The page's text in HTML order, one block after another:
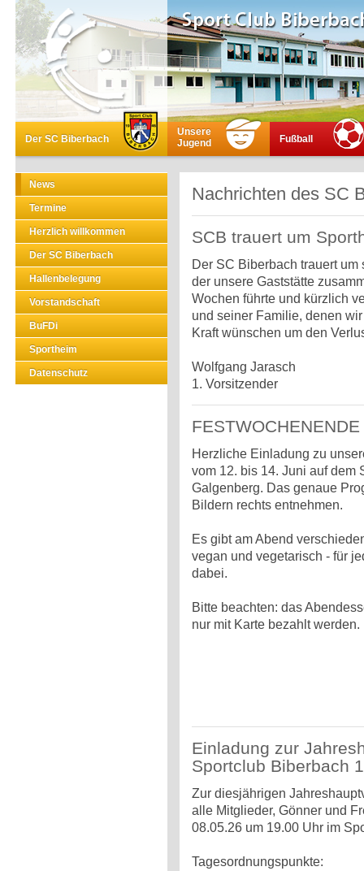
Der SC Biberbach
Unsere
Jugend
Fußball
News
Termine
Herzlich willkommen
Der SC Biberbach
Hallenbelegung
Vorstandschaft
BuFDi
Sportheim
Datenschutz
Nachrichten des SC
SCB trauert um
Der SC Biberbach trauert
der unsere Gaststätte
Wochen führte und kürzlich
und seiner Familie, denen
Kraft wünschen um den
Wolfgang Jarasch
1. Vorsitzender
Herzliche Einladung zu
vom 12. bis 14. Juni auf dem
Galgenberg. Das genaue
Bildern rechts entnehmen.
Es gibt am Abend
vegan und vegetarisch - für
dabei.
Bitte beachten: das
nur mit Karte bezahlt werden.
Einladung zur
Sportclub Biberbach
Zur diesjährigen
alle Mitglieder, Gönner und
08.05.26 um 19.00 Uhr im
Tagesordnungspunkte: